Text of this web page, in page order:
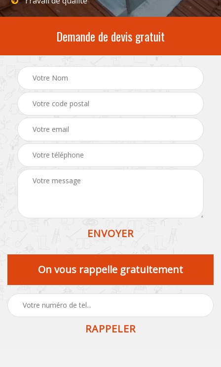
Demande de devis gratuit
On vous rappelle gratuitement